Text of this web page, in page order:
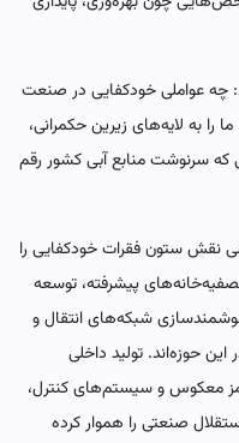
چه عواملی خودکفایی در صنعت
به لایه‌های زیرین حکمرانی،
که سرنوشت منابع آبی کشور رقم
نقش ستون فقرات خودکفایی را
تصفیه‌خانه‌های پیشرفته، توسعه
شبکه‌های انتقال و
حوزه‌اند. تولید داخلی
معکوس و سیستم‌های کنترل،
صنعتی را هموار کرده